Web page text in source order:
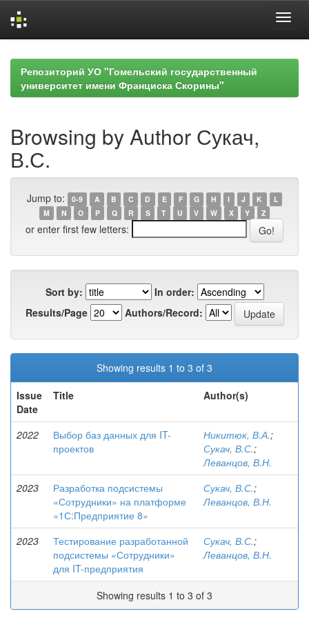
navigationРепозиторий УО "Гомельский государственный
университет имени Франциска Скорины"
Browsing by Author Сукач,
В.С.
Jump to: 0-9 A B C D E F G H I J K
L
M
N O P Q R S T U V W X Y Z
or enter first few letters:
Sort by:
In order:
Results/Page
Authors/Record:
Showing results 1 to 3 of 3
Issue
Date
Title Author(s)
2022
Выбор баз данных для IT-
проектов
Никитюк, В.А.;
Сукач, В.С.;
Леванцов, В.Н.
2023
Разработка подсистемы
«Сотрудники» на платформе
«1С:Предприятие 8»
Сукач, В.С.;
Леванцов, В.Н.
2023
Тестирование разработанной
подсистемы «Сотрудники»
для IT-предприятия
Сукач, В.С.;
Леванцов, В.Н.
Showing results 1 to 3 of 3